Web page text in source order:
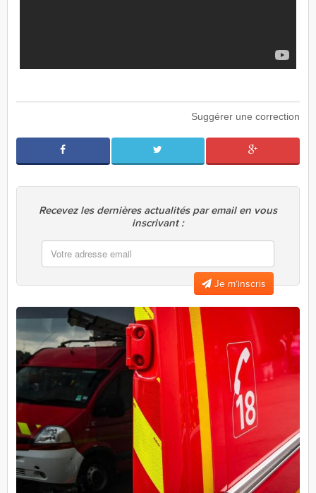
Suggérer une correction
Recevez les dernières actualités par email en vous
inscrivant :
Je m’inscris